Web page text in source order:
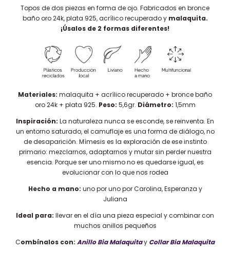
Topos de dos piezas en forma de ojo. Fabricados en bronce
baño oro 24k, plata 925, acrílico recuperado y malaquita.
¡Úsalos de 2 formas diferentes!
Materiales: malaquita + acrílico recuperado + bronce baño
oro 24k + plata 925. Peso: 5,6gr. Diámetro: 1,5mm
Inspiración: La naturaleza nunca se esconde, se reinventa. En
un entorno saturado, el camuflaje es una forma de diálogo, no
de desaparición. Mímesis es la exploración de ese instinto
primario: mezclarnos, adaptarnos y mutar sin perder nuestra
esencia. Porque ser uno mismo no es quedarse igual, es
evolucionar con lo que nos rodea
Hecho a mano: uno por uno por Carolina, Esperanza y
Juliana
Ideal para: llevar en el día una pieza especial y combinar con
muchos anillos pequeños
Combínalos con: Anillo Bia Malaquitay Collar Bia Malaquita